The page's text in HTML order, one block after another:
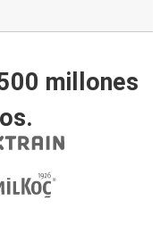
millones